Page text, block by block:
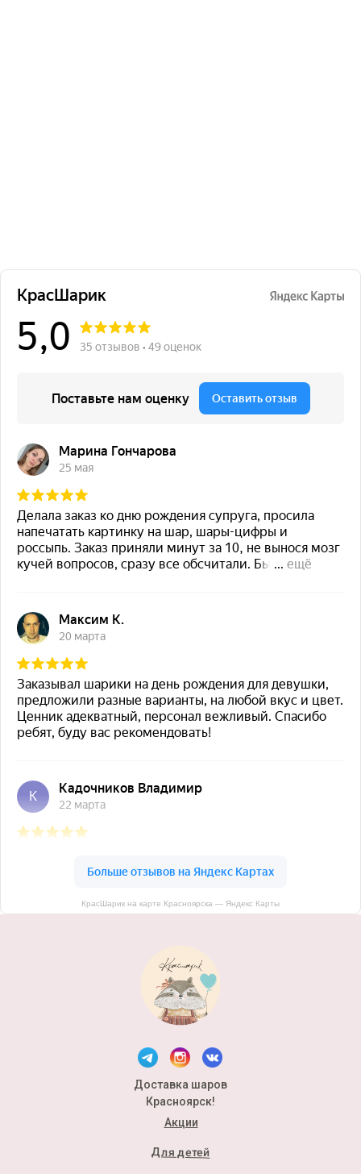
КрасШарик на карте Красноярска — Яндекс Карты
Доставка шаров
Красноярск!
Акции
Для детей